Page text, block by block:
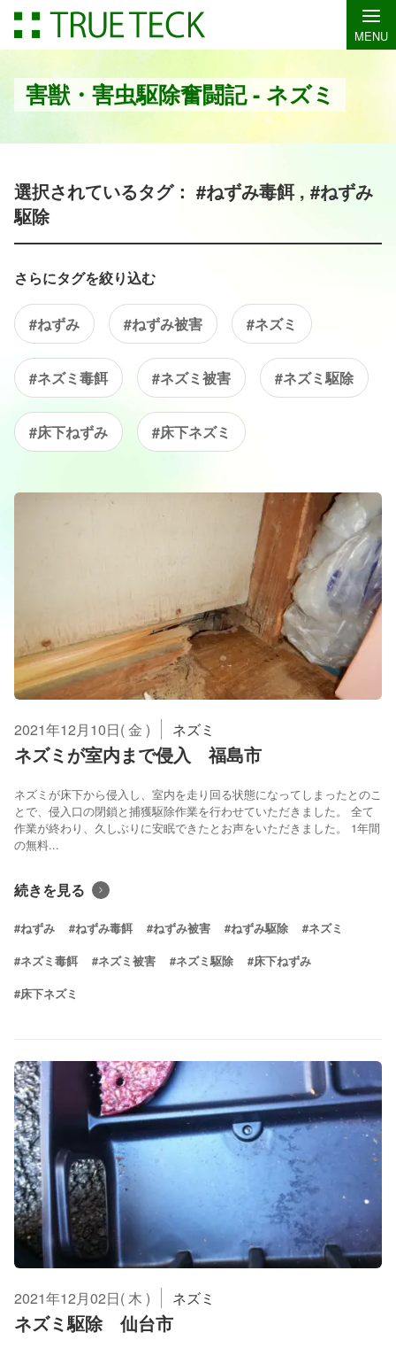
MENU
害獣・害虫駆除奮闘記 - ネズミ
選択されているタグ： #ねずみ毒餌 , #ねずみ
駆除
さらにタグを絞り込む
#ねずみ #ねずみ被害 #ネズミ
#ネズミ毒餌 #ネズミ被害 #ネズミ駆除
#床下ねずみ #床下ネズミ
2021年12月10日( 金 ) ネズミ
ネズミが室内まで侵入 福島市
ネズミが床下から侵入し、室内を走り回る状態になってしまったとのこ
とで、侵入口の閉鎖と捕獲駆除作業を行わせていただきました。 全て
作業が終わり、久しぶりに安眠できたとお声をいただきました。 1年間
の無料...
続きを見る
#ねずみ #ねずみ毒餌 #ねずみ被害 #ねずみ駆除 #ネズミ
#ネズミ毒餌 #ネズミ被害 #ネズミ駆除 #床下ねずみ
#床下ネズミ
2021年12月02日( 木 ) ネズミ
ネズミ駆除 仙台市